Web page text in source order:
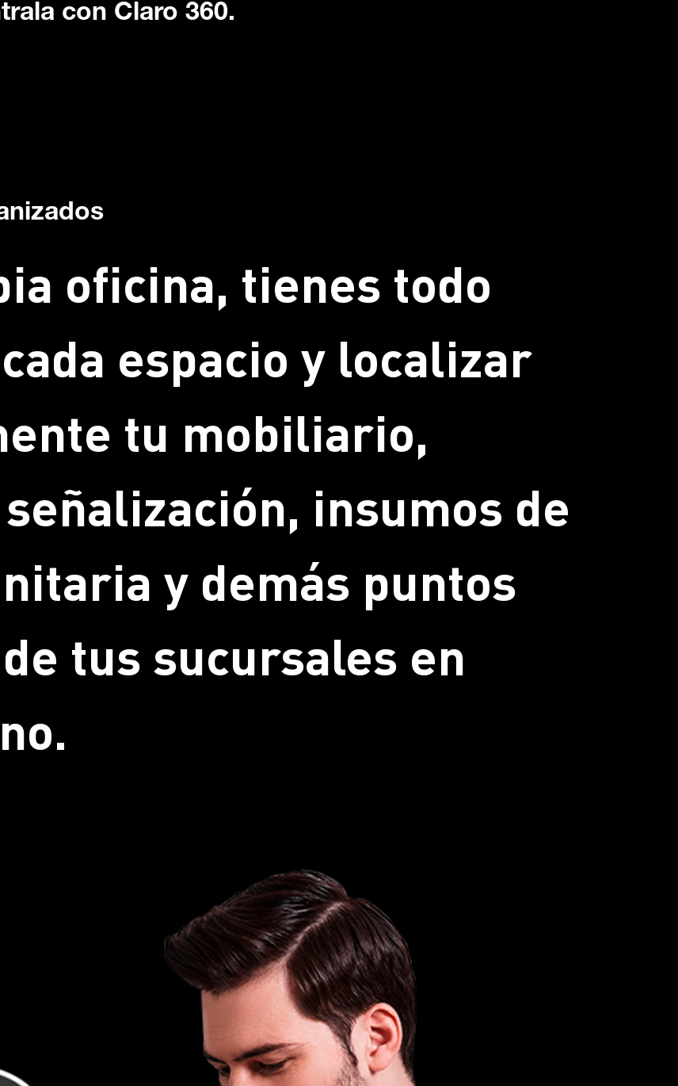
con Claro 360.
oficina, tienes todo
espacio y localizar
tu mobiliario,
insumos de
y demás puntos
tus sucursales en